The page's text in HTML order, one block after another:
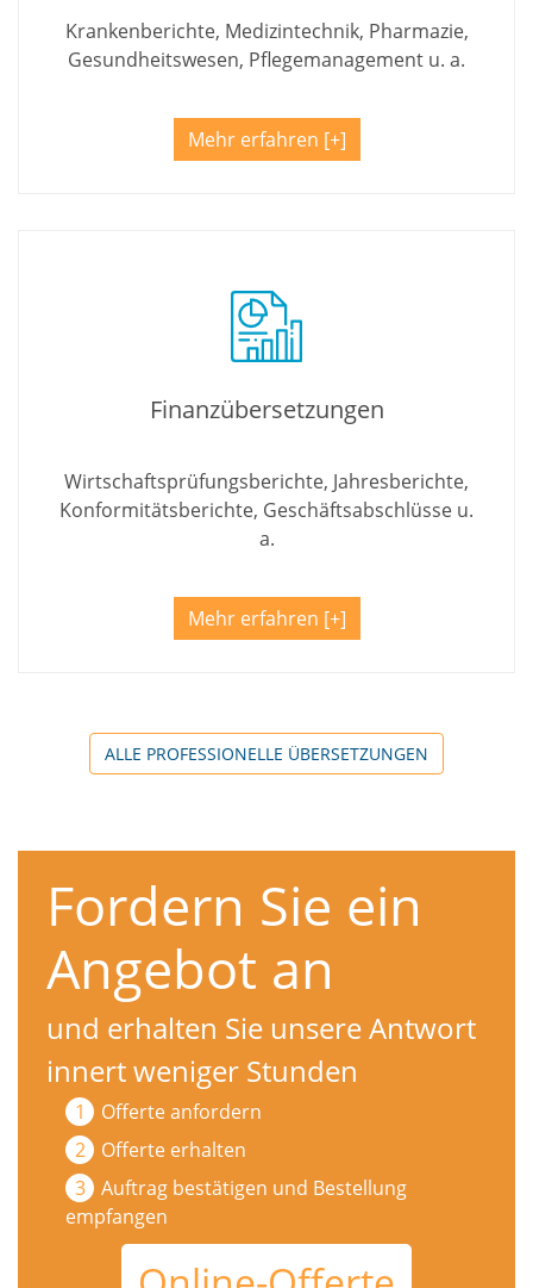
Krankenberichte, Medizintechnik, Pharmazie,
Gesundheitswesen, Pflegemanagement u. a.
Mehr erfahren
Finanzübersetzungen
Wirtschaftsprüfungsberichte, Jahresberichte,
Konformitätsberichte, Geschäftsabschlüsse u.
a.
Mehr erfahren
ALLE PROFESSIONELLE ÜBERSETZUNGEN
Fordern Sie ein
Angebot an
und erhalten Sie unsere Antwort
innert weniger Stunden
Offerte anfordern
Offerte erhalten
Auftrag bestätigen und Bestellung
empfangen